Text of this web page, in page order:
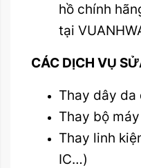
hồ chính
tại
CÁC DỊCH VỤ
Thay dây da
Thay bộ
Thay linh
IC…)